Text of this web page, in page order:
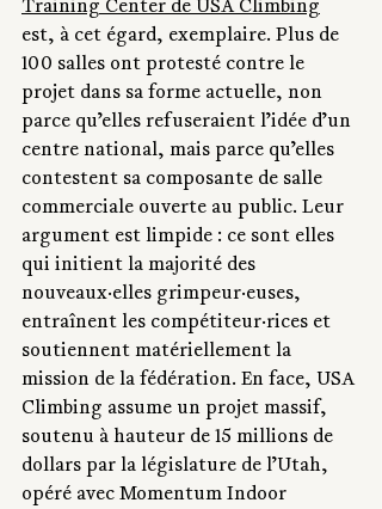
Training Center de USA Climbing
est, à cet égard, exemplaire. Plus de
100 salles ont protesté contre le
projet dans sa forme actuelle, non
parce qu’elles refuseraient l’idée d’un
centre national, mais parce qu’elles
contestent sa composante de salle
commerciale ouverte au public. Leur
argument est limpide : ce sont elles
qui initient la majorité des
nouveaux·elles grimpeur·euses,
entraînent les compétiteur·rices et
soutiennent matériellement la
mission de la fédération. En face, USA
Climbing assume un projet massif,
soutenu à hauteur de 15 millions de
dollars par la législature de l’Utah,
opéré avec Momentum Indoor